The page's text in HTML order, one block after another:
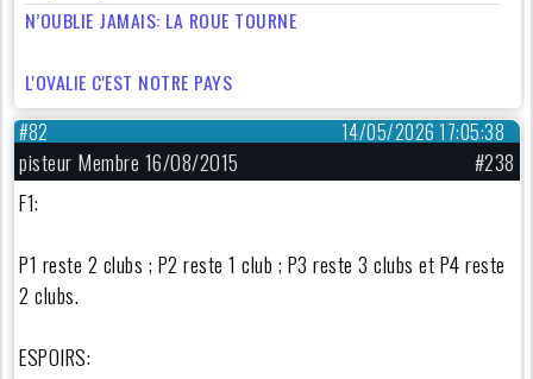
N’OUBLIE JAMAIS: LA ROUE TOURNE
L'OVALIE C'EST NOTRE PAYS
14/05/2026 17:05:38
#82
pisteur Membre 16/08/2015
#238
F1:
P1 reste 2 clubs ; P2 reste 1 club ; P3 reste 3 clubs et P4 reste
2 clubs.
ESPOIRS: